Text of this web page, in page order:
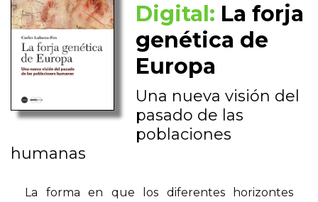
Digital: La forja
genética de
Europa
Una nueva visión del
pasado de las
poblaciones
humanas
La forma en que los diferentes horizontes